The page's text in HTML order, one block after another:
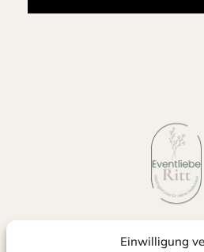
Einwilligung